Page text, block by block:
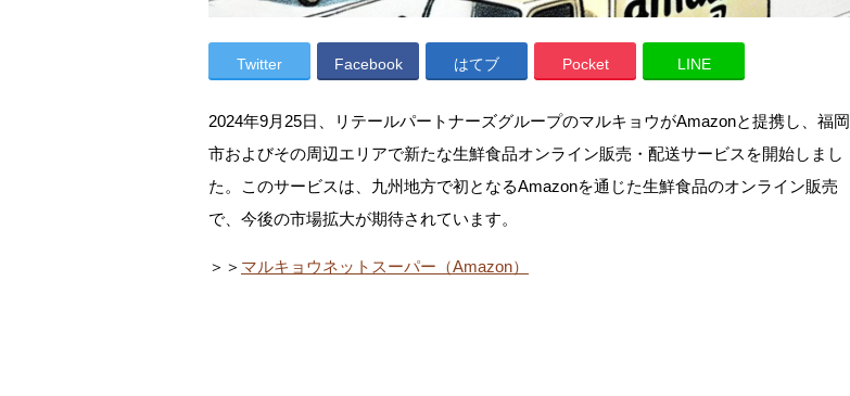
Twitter Facebook はてブ Pocket LINE
2024年9月25日、リテールパートナーズグループのマルキョウがAmazonと提携し、福岡
市およびその周辺エリアで新たな生鮮食品オンライン販売・配送サービスを開始しまし
た。このサービスは、九州地方で初となるAmazonを通じた生鮮食品のオンライン販売
で、今後の市場拡大が期待されています。
＞＞ マルキョウネットスーパー（Amazon）